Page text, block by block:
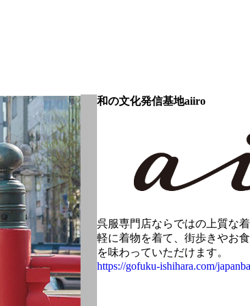
和の文化発信基地aiiro
呉服専門店ならではの上質な
軽に着物を着て、街歩きやお
を味わっていただけます。
https://gofuku-ishihara.com/